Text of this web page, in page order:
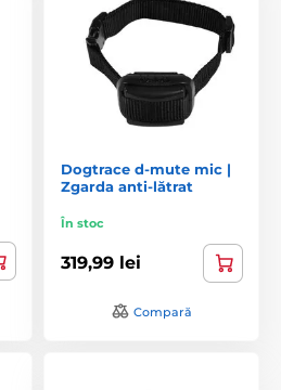
Dogtrace d-mute mic |
Zgarda anti-lătrat
În stoc
319,99 lei
Compară